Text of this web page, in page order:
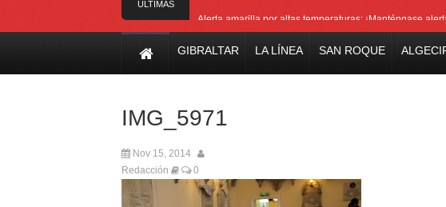
ÚLTIMAS
NOTICIAS
Alerta amarilla por altas temperaturas: ¡Manténgase
GIBRALTAR LA LÍNEA SAN ROQUE
IMG_5971
Nov 15, 2014
Redacción
0